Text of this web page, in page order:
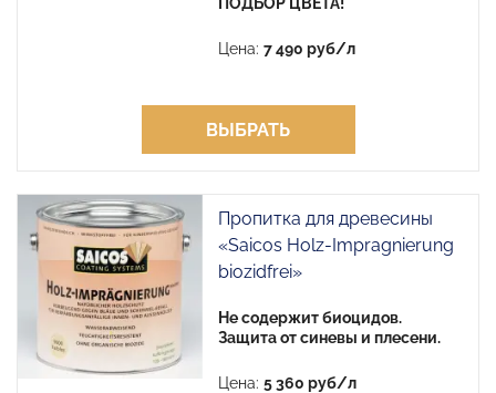
Цена:7 490 руб/л
ВЫБРАТЬ
Пропитка для древесины
«Saicos Holz-Impragnierung
biozidfrei»
Не содержит биоцидов.
Защита от синевы и плесени.
Цена:5 360 руб/л